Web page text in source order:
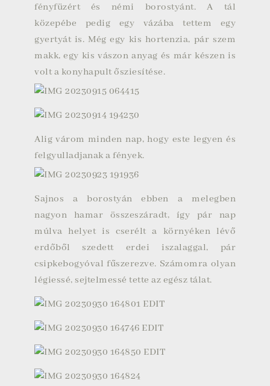
fényfüzért és némi borostyánt. A tál
közepébe pedig egy vázába tettem egy
gyertyát is. Még egy kis hortenzia, pár szem
makk, egy kis vászon anyag és már készen is
volt a konyhapult ősziesítése.
Alig várom minden nap, hogy este legyen és
felgyulladjanak a fények.
Sajnos a borostyán ebben a melegben
nagyon hamar összeszáradt, így pár nap
múlva helyet is cserélt a környéken lévő
erdőből szedett erdei iszalaggal, pár
csipkebogyóval fűszerezve. Számomra olyan
légiessé, sejtelmessé tette az egész tálat.